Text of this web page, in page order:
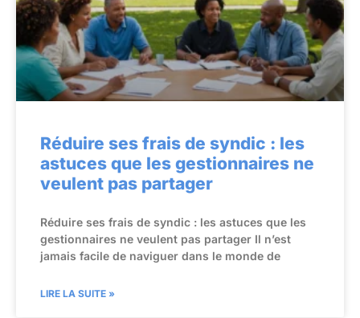
Réduire ses frais de syndic : les
astuces que les gestionnaires ne
veulent pas partager
Réduire ses frais de syndic : les astuces que les
gestionnaires ne veulent pas partager Il n’est
jamais facile de naviguer dans le monde de
LIRE LA SUITE »